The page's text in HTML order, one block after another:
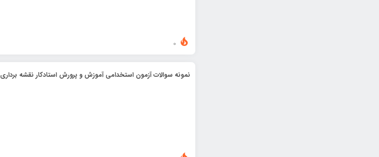
نمونه سوالات آزمون استخدامی آموزش و پرورش استادکار نقشه برداری